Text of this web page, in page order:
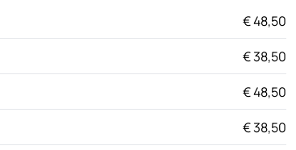
€ 48,50
€ 38,50
€ 48,50
€ 38,50